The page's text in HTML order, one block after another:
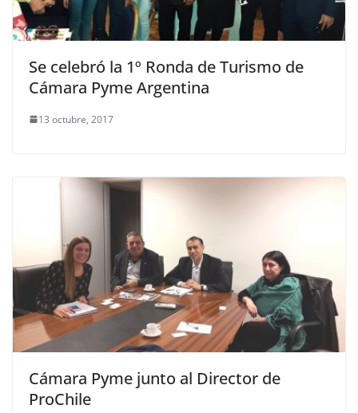
Se celebró la 1º Ronda de Turismo de
Cámara Pyme Argentina
13 octubre, 2017
Cámara Pyme junto al Director de
ProChile